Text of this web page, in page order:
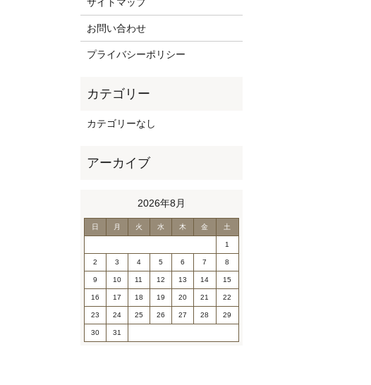
お問い合わせ
プライバシーポリシー
カテゴリーなし
2026年8月
日 月 火 水 木 金 土
1
2 3 4 5 6 7 8
9 10 11 12 13 14 15
16 17 18 19 20 21 22
23 24 25 26 27 28 29
30 31